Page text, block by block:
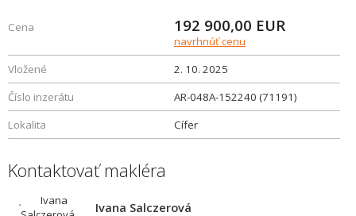
Cena 192 900,00 EUR
navrhnúť cenu
Vložené
2. 10. 2025
Číslo inzerátu
AR-048A-152240 (71191)
Lokalita
Cífer
Kontaktovať makléra
Ivana Salczerová